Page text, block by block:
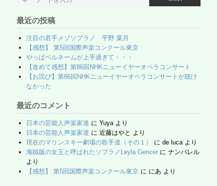
最近の投稿
注目の若手メゾソプラノ 平野 葉月
【感想】 第5回国際声楽コンクール東京
やっぱベルネームが上手過ぎて・・・
【改めて感想】第86回NHKニューイヤーオペラコンサート
【お詫び】第86回NHKニューイヤーオペラコンサートが聴け
なかった
最近のコメント
日本の芸能人声楽家達 に Yuyaより
日本の芸能人声楽家達 に 近藤はやと より
現在のマリンスキー劇場の歌手達（その１）
に de lucaより
海賊版の女王と呼ばれたソプラノLeyla Gencer に ナンパレル
より
【感想】 第5回国際声楽コンクール東京 に にあ より